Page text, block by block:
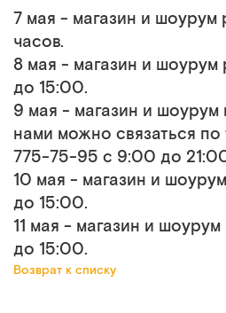
7 мая - магазин и шоурум
часов.
8 мая - магазин и шоурум
до 15:00.
9 мая - магазин и шоурум
нами можно связаться
775-75-95 с 9:00 до
10 мая - магазин и
до 15:00.
11 мая - магазин и
до 15:00.
Возврат к списку